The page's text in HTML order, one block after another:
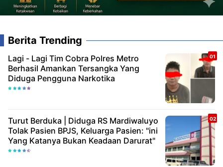
Berita Trending
Lagi - Lagi Tim Cobra Polres Metro
Berhasil Amankan Tersangka Yang
Diduga Pengguna Narkotika
Turut Berduka | Diduga RS Mardiwaluyo
Tolak Pasien BPJS, Keluarga Pasien: "ini
Yang Katanya Bukan Keadaan Darurat"